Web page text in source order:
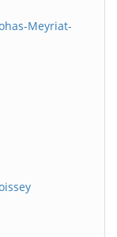
Meyriat-